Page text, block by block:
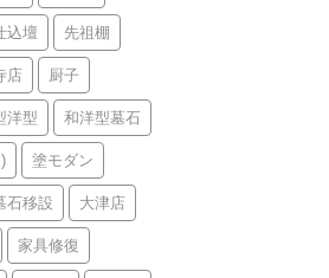
込壇 先祖棚
店 厨子
洋型 和洋型墓石
塗モダン
石移設 大津店
家具修復